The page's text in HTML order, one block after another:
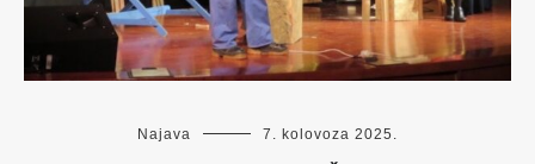
Najava 7. kolovoza 2025.